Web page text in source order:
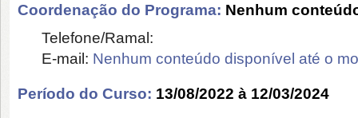
Coordenação do Programa: Nenhum
Telefone/Ramal:
E-mail: Nenhum conteúdo disponível até o
Período do Curso: 13/08/2022 à 12/03/2024